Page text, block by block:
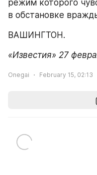
режим которого
в обстановке
ВАШИНГТОН.
«Известия» 27
Onegai February 15, 02:13